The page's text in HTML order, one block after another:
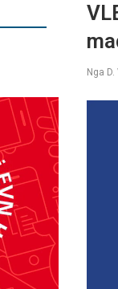
Nga D.